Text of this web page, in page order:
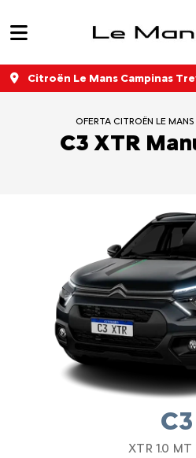
Citroën Le Mans Campinas
OFERTA CITROËN LE
C3 XTR
C3
XTR 1.0